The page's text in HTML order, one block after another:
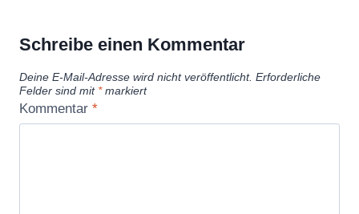
Schreibe einen Kommentar
Deine E-Mail-Adresse wird nicht veröffentlicht. Erforderliche
Felder sind mit *markiert
Kommentar *